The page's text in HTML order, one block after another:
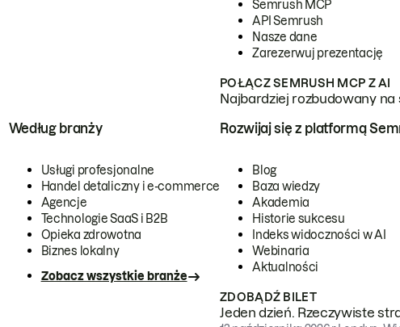
Semrush MCP
API Semrush
Nasze dane
Zarezerwuj prezentację
POŁĄCZ SEMRUSH MCP Z AI
Najbardziej rozbudowany
Według branży
Usługi profesjonalne
Handel detaliczny i e-commerce
Agencje
Technologie SaaS i B2B
Opieka zdrowotna
Biznes lokalny
Zobacz wszystkie branże
Rozwijaj się z platformą
Blog
Baza wiedzy
Akademia
Historie sukcesu
Indeks widoczności w AI
Webinaria
Aktualności
ZDOBĄDŹ BILET
Jeden dzień. Rzeczywiste